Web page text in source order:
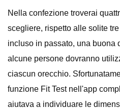
Nella confezione troverai
scegliere, rispetto alle solite
incluso in passato, una buona
alcune persone dovranno
ciascun orecchio.
funzione Fit Test nell'app
aiutava a individuare le